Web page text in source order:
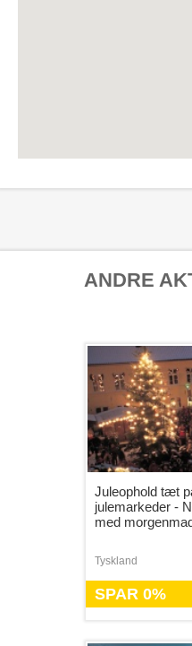
ANDRE
Juleophold tæt
julemarkeder -
med
Tyskland
SPAR 0%